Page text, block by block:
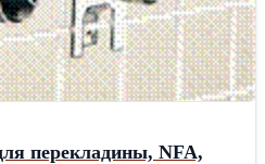
перекладины, NFA,